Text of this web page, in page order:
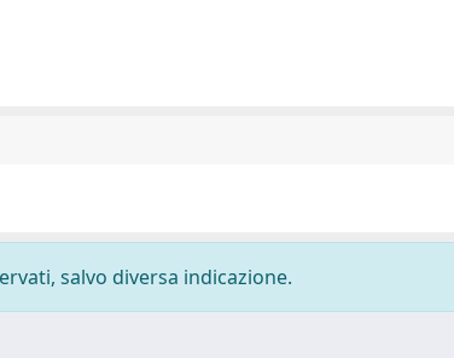
salvo diversa indicazione.